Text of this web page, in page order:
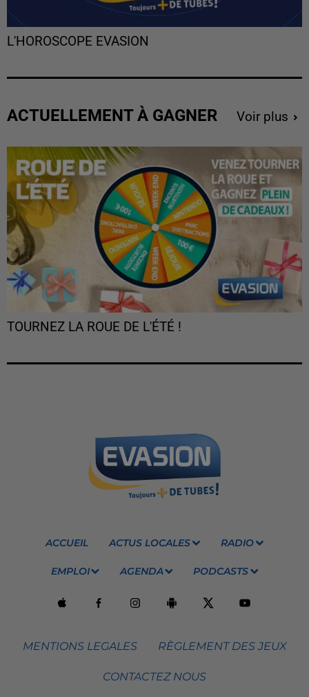
L'HOROSCOPE EVASION
ACTUELLEMENT À GAGNER Voir plus
TOURNEZ LA ROUE DE L'ÉTÉ !
ACCUEIL ACTUS LOCALES RADIO
EMPLOI AGENDA PODCASTS
MENTIONS LEGALES RÈGLEMENT DES JEUX
CONTACTEZ NOUS